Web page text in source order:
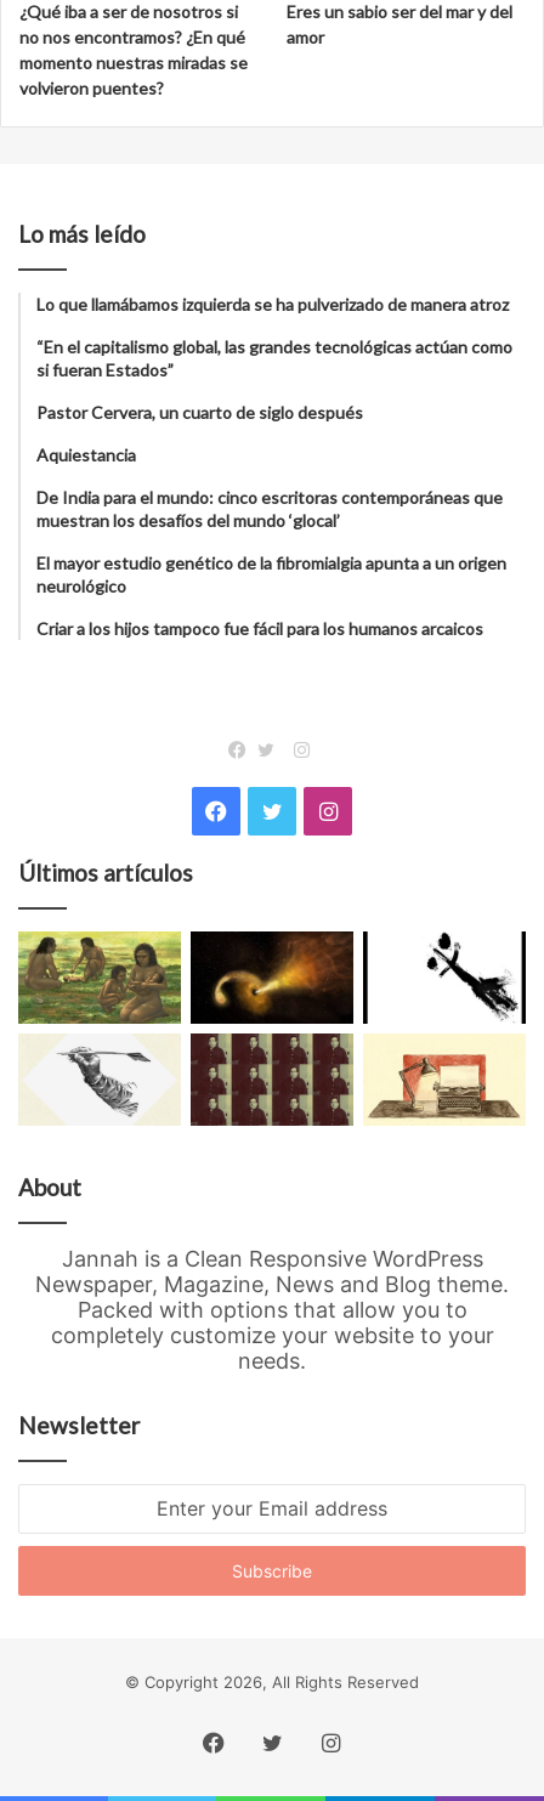
¿Qué iba a ser de nosotros si
no nos encontramos? ¿En qué
momento nuestras miradas se
volvieron puentes?
Eres un sabio ser del mar y del
amor
Lo más leído
Lo que llamábamos izquierda se ha pulverizado de manera atroz
“En el capitalismo global, las grandes tecnológicas actúan como
si fueran Estados”
Pastor Cervera, un cuarto de siglo después
Aquiestancia
De India para el mundo: cinco escritoras contemporáneas que
muestran los desafíos del mundo ‘glocal’
El mayor estudio genético de la fibromialgia apunta a un origen
neurológico
Criar a los hijos tampoco fue fácil para los humanos arcaicos
Instagram
Facebook
TwitterInstagram
Últimos artículos
About
Jannah is a Clean Responsive WordPress
Newspaper, Magazine, News and Blog theme.
Packed with options that allow you to
completely customize your website to your
needs.
Newsletter
Email
© Copyright 2026, All Rights Reserved
Facebook
TwitterInstagram